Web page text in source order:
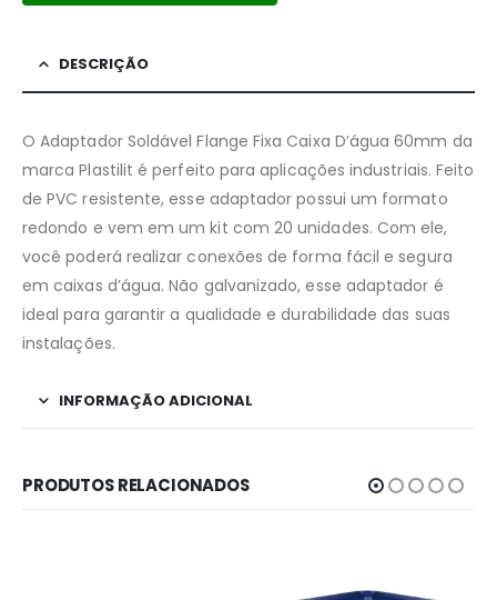
DESCRIÇÃO
O Adaptador Soldável Flange Fixa Caixa D’água 60mm da
marca Plastilit é perfeito para aplicações industriais. Feito
de PVC resistente, esse adaptador possui um formato
redondo e vem em um kit com 20 unidades. Com ele,
você poderá realizar conexões de forma fácil e segura
em caixas d’água. Não galvanizado, esse adaptador é
ideal para garantir a qualidade e durabilidade das suas
instalações.
INFORMAÇÃO ADICIONAL
PRODUTOS RELACIONADOS